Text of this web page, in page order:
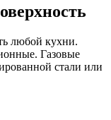
любой кухни.
Газовые
стали или